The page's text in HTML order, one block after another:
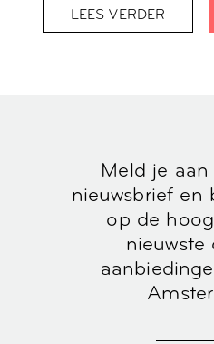
LEES VERDER
Meld je
nieuwsbrief en
op de
nieuwste